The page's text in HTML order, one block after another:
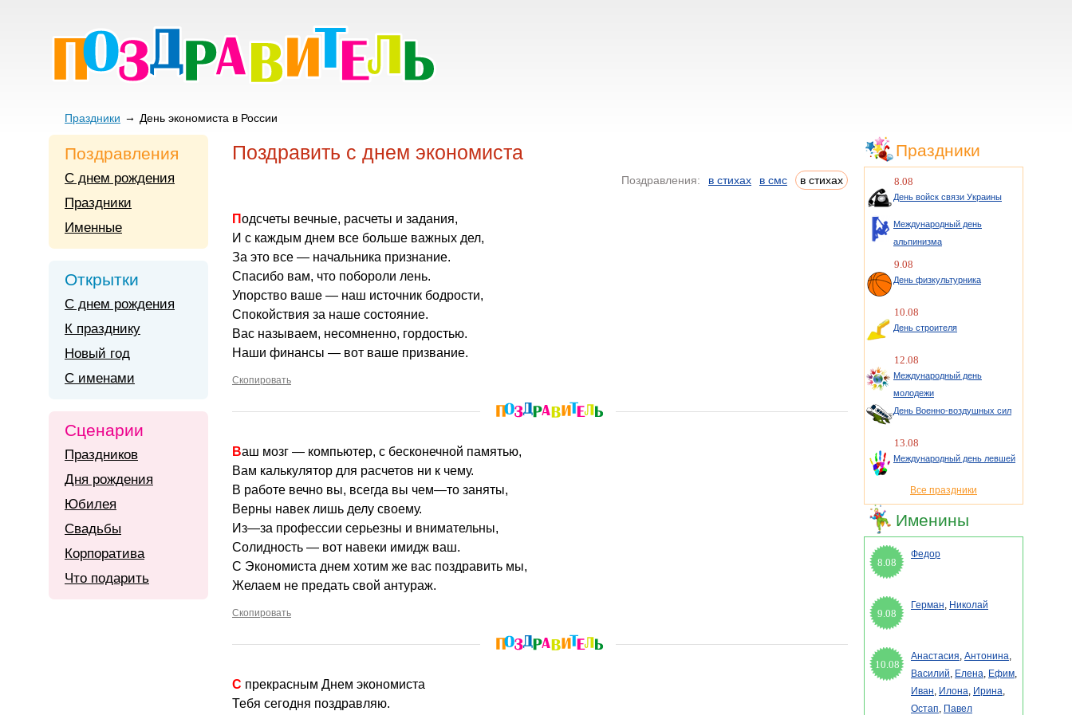
Праздники День экономиста в России
Поздравить с днем экономиста
Поздравления: в стихах в смс в стихах
Подсчеты вечные, расчеты и задания,
И с каждым днем все больше важных дел,
За это все — начальника признание.
Спасибо вам, что побороли лень.
Упорство ваше — наш источник бодрости,
Спокойствия за наше состояние.
Вас называем, несомненно, гордостью.
Наши финансы — вот ваше призвание.
Скопировать
Ваш мозг — компьютер, с бесконечной памятью,
Вам калькулятор для расчетов ни к чему.
В работе вечно вы, всегда вы чем—то заняты,
Верны навек лишь делу своему.
Из—за профессии серьезны и внимательны,
Солидность — вот навеки имидж ваш.
С Экономиста днем хотим же вас поздравить мы,
Желаем не предать свой антураж.
Скопировать
С прекрасным Днем экономиста
Тебя сегодня поздравляю.
Поздравления
С днем рождения
Праздники
Именные
Открытки
С днем рождения
К празднику
Новый год
С именами
Сценарии
Праздников
Дня рождения
Юбилея
Свадьбы
Корпоратива
Что подарить
Праздники
8.08
День войск связи Украины
Международный день
альпинизма
9.08
День физкультурника
10.08
День строителя
12.08
Международный день
молодежи
День Военно-воздушных сил
13.08
Международный день левшей
Все праздники
Именины
8.08
Федор
9.08
Герман, Николай
10.08
Анастасия, Антонина,
Василий, Елена, Ефим,
Иван, Илона, Ирина,
Остап, Павел